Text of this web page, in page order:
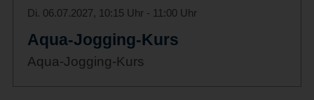
Di. 06.07.2027, 10:15 Uhr - 11:00 Uhr
Aqua-Jogging-Kurs
Aqua-Jogging-Kurs